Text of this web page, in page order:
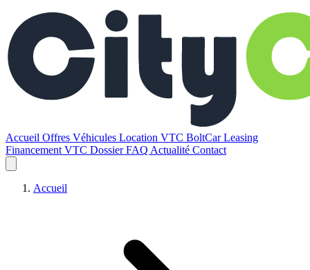
Accueil Offres Véhicules Location VTC BoltCarLeasing
Financement VTC DossierFAQ Actualité Contact
Accueil